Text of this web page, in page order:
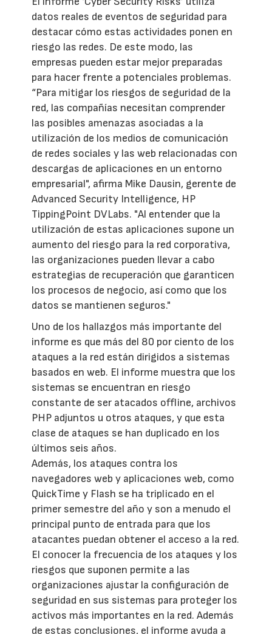
datos reales de eventos de seguridad para
destacar cómo estas actividades ponen en
riesgo las redes. De este modo, las
empresas pueden estar mejor preparadas
para hacer frente a potenciales problemas.
“Para mitigar los riesgos de seguridad de la
red, las compañías necesitan comprender
las posibles amenazas asociadas a la
utilización de los medios de comunicación
de redes sociales y las web relacionadas con
descargas de aplicaciones en un entorno
empresarial", afirma Mike Dausin, gerente de
Advanced Security Intelligence, HP
TippingPoint DVLabs. "Al entender que la
utilización de estas aplicaciones supone un
aumento del riesgo para la red corporativa,
las organizaciones pueden llevar a cabo
estrategias de recuperación que garanticen
los procesos de negocio, así como que los
datos se mantienen seguros."
Uno de los hallazgos más importante del
informe es que más del 80 por ciento de los
ataques a la red están dirigidos a sistemas
basados en web. El informe muestra que los
sistemas se encuentran en riesgo
constante de ser atacados offline, archivos
PHP adjuntos u otros ataques, y que esta
clase de ataques se han duplicado en los
últimos seis años.
Además, los ataques contra los
navegadores web y aplicaciones web, como
QuickTime y Flash se ha triplicado en el
primer semestre del año y son a menudo el
principal punto de entrada para que los
atacantes puedan obtener el acceso a la red.
El conocer la frecuencia de los ataques y los
riesgos que suponen permite a las
organizaciones ajustar la configuración de
seguridad en sus sistemas para proteger los
activos más importantes en la red. Además
de estas conclusiones, el informe ayuda a